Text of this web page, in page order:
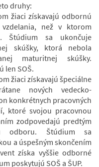
druhy:
žiaci získavajú odbornú
než v ktorom
Štúdium sa ukončuje
skúšky, ktorá nebola
maturitnej skúšky.
len SOŠ.
žiaci získavajú špeciálne
nových vedecko-
konkrétnych pracovných
ktoré svojou pracovnou
zodpovedajú predtým
odboru. Štúdium sa
a úspešným skončením
získa vyššie odborné
poskytujú SOŠ a ŠUP.